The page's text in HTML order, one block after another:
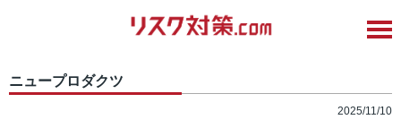
ニュープロダクツ
2025/11/10